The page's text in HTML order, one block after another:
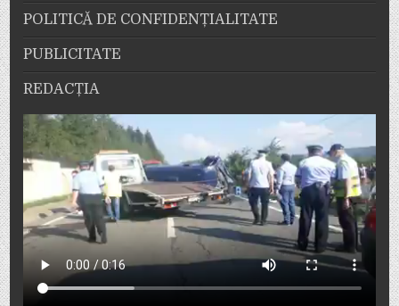
POLITICĂ DE CONFIDENȚIALITATE
PUBLICITATE
REDACȚIA